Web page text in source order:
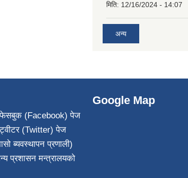
मिति: 12/16/2024 - 14:07
अन्य
फेसबुक (Facebook) पेज
ट्वीटर (Twitter) पेज
ब्यवस्थापन प्रणाली)
प्रशासन मन्त्रालयको
Google Map